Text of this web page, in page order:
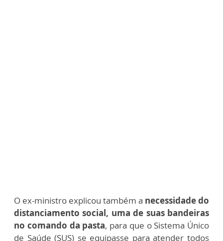
O ex-ministro explicou também a necessidade do
distanciamento social, uma de suas bandeiras
no comando da pasta, para que o Sistema Único
de Saúde (SUS) se equipasse para atender todos